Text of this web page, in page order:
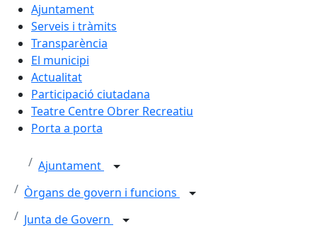
Ajuntament
Serveis i tràmits
Transparència
El municipi
Actualitat
Participació ciutadana
Teatre Centre Obrer Recreatiu
Porta a porta
Ajuntament
Òrgans de govern i funcions
Junta de Govern